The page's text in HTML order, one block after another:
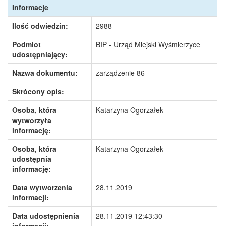
Informacje
Ilość odwiedzin:
2988
Podmiot
udostępniający:
BIP - Urząd Miejski Wyśmierzyce
Nazwa dokumentu:
zarządzenie 86
Skrócony opis:
Osoba, która
wytworzyła
informację:
Katarzyna Ogorzałek
Osoba, która
udostępnia
informację:
Katarzyna Ogorzałek
Data wytworzenia
informacji:
28.11.2019
Data udostępnienia
28.11.2019 12:43:30